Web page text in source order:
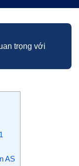
trọng với
AS